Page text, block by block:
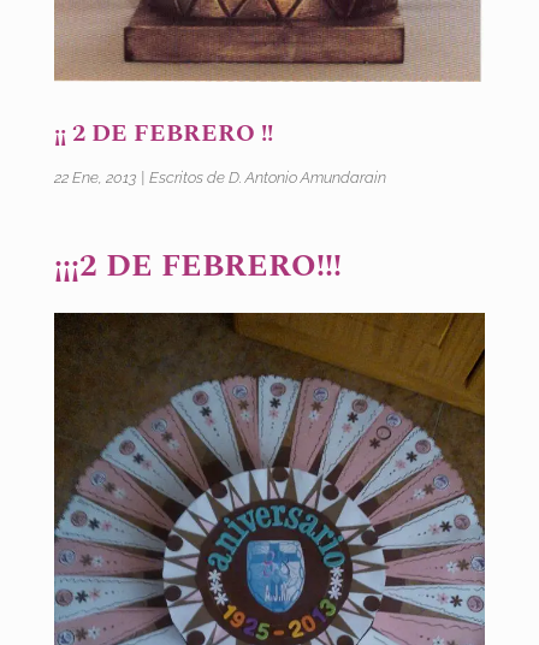
¡¡ 2 DE FEBRERO !!
22 Ene, 2013 | Escritos de D. Antonio Amundarain
¡¡¡2 DE FEBRERO!!!